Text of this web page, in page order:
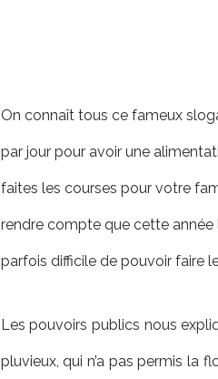
On connaît tous ce fameux
par jour pour avoir une
faites les courses pour votre
rendre compte que cette
parfois difficile de pouvoir faire
Les pouvoirs publics nous
pluvieux, qui n’a pas permis la